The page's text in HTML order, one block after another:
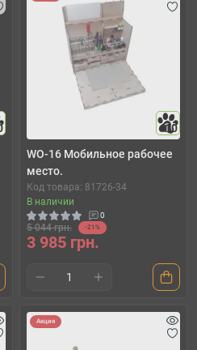
10
WO-16 Мобильное рабочее
место.
Код товара: 81726-34
В наличии
0
5 044 грн. -21%
3 985 грн.
Акция